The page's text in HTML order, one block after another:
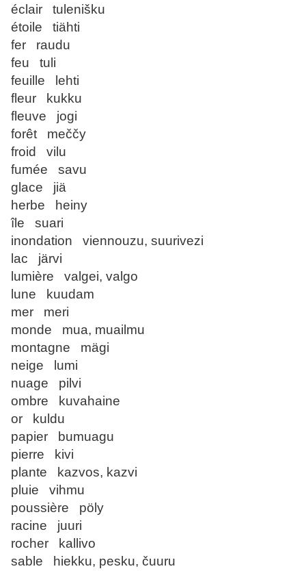
éclair tulenišku
étoile tiähti
fer raudu
feu tuli
feuille lehti
fleur kukku
fleuve jogi
forêt meččy
froid vilu
fumée savu
glace jiä
herbe heiny
île suari
inondation viennouzu, suurivezi
lac järvi
lumière valgei, valgo
lune kuudam
mer meri
monde mua, muailmu
montagne mägi
neige lumi
nuage pilvi
ombre kuvahaine
or kuldu
papier bumuagu
pierre kivi
plante kazvos, kazvi
pluie vihmu
poussière pöly
racine juuri
rocher kallivo
sable hiekku, pesku, čuuru